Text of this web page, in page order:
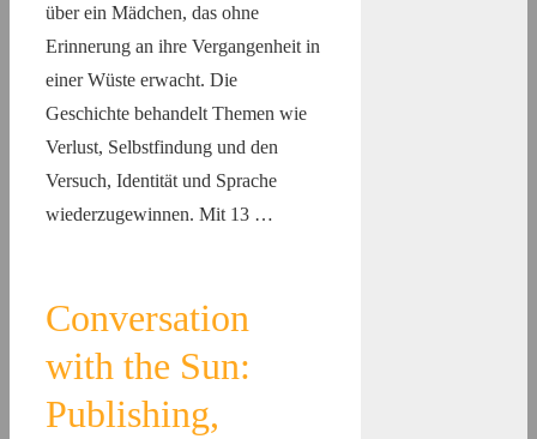
über ein Mädchen, das ohne
Erinnerung an ihre Vergangenheit in
einer Wüste erwacht. Die
Geschichte behandelt Themen wie
Verlust, Selbstfindung und den
Versuch, Identität und Sprache
wiederzugewinnen. Mit 13 …
Conversation
with the Sun:
Publishing,